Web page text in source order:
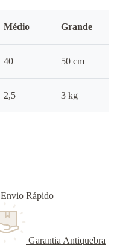
Médio Grande
40 50 cm
2,5 3 kg
Envio Rápido
Garantia Antiquebra